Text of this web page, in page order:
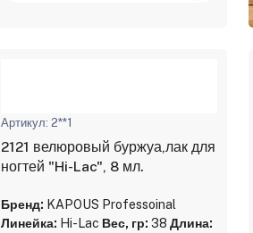
Артикул: 2**1
2121 велюровый буржуа,лак для
ногтей "Hi-Lac", 8 мл.
Бренд: KAPOUS Professoinal
Линейка: Hi-Lac Вес, гр: 38 Длина: